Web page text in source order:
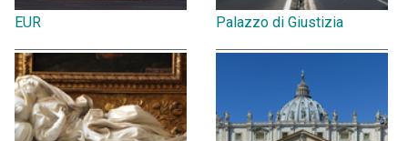
EUR Palazzo di Giustizia